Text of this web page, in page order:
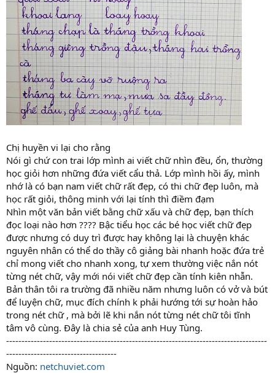
Chị huyền vi lại cho rằng
Nói gì chứ con trai lớp mình ai viết chữ nhìn đều, ổn, thường
học giỏi hơn những đứa viết cẩu thả. Lớp mình hồi ấy, mình
nhớ là có bạn nam viết chữ rất đẹp, có thi chữ đẹp luôn, mà
học rất giỏi, thông minh với lại tính thì điềm đạm
Nhìn một văn bản viết bằng chữ xấu và chữ đẹp, bạn thích
đọc loại nào hơn ???? Bậc tiểu học các bé học viết chữ đẹp
được nhưng có duy trì được hay không lại là chuyện khác
nguyên nhân có thể do thầy cô giảng bài nhanh hoặc đứa trẻ
chỉ mong viết cho nhanh xong, tự xem thường việc nắn nót
từng nét chữ, vậy mới nói viết chữ đẹp cần tính kiên nhẫn.
Bản thân tôi ra trường đã nhiều năm nhưng luôn có vở và bút
để luyện chữ, mục đích chính k phải hướng tới sự hoàn hảo
trong nét chữ , mà bởi lẽ khi nắn nót từng nét chữ tôi tĩnh
tâm vô cùng. Đây là chia sẻ của anh Huy Tùng.
-------------------------------------------------------------------------------------
------------------------------------
Nguồn: netchuviet.com